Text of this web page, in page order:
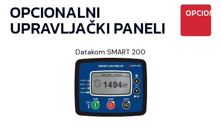
OPCIONALNI
UPRAVLJAČKI PANELI
OPCIONO
Datakom SMART 200